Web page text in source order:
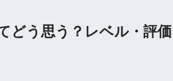
どう思う？レベル・評価